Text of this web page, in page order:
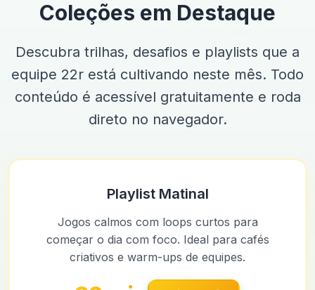
Coleções em Destaque
Descubra trilhas, desafios e playlists que a
equipe 22r está cultivando neste mês. Todo
conteúdo é acessível gratuitamente e roda
direto no navegador.
Playlist Matinal
Jogos calmos com loops curtos para
começar o dia com foco. Ideal para cafés
criativos e warm-ups de equipes.